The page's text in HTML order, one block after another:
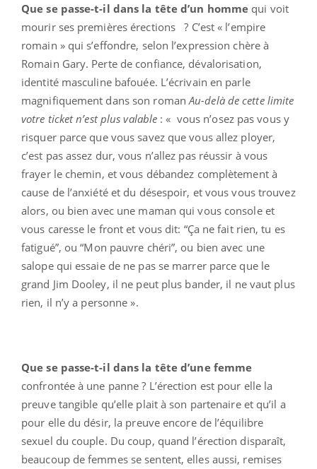
Que se passe-t-il dans la tête d’un homme qui voit
mourir ses premières érections
? C’est « l’empire
romain » qui s’effondre, selon l’expression chère à
Romain Gary. Perte de confiance, dévalorisation,
identité masculine bafouée. L’écrivain en parle
magnifiquement dans son roman Au-delà de cette limite
votre ticket n’est plus valable : « vous n’osez pas vous y
risquer parce que vous savez que vous allez ployer,
c’est pas assez dur, vous n’allez pas réussir à vous
frayer le chemin, et vous débandez complètement à
cause de l’anxiété et du désespoir, et vous vous trouvez
alors, ou bien avec une maman qui vous console et
vous caresse le front et vous dit: “Ça ne fait rien, tu es
fatigué”, ou “Mon pauvre chéri”, ou bien avec une
salope qui essaie de ne pas se marrer parce que le
grand Jim Dooley, il ne peut plus bander, il ne vaut plus
rien, il n’y a personne ».
Que se passe-t-il dans la tête d’une femme
confrontée à une panne ? L’érection est pour elle la
preuve tangible qu’elle plait à son partenaire et qu’il a
pour elle du désir, la preuve encore de l’équilibre
sexuel du couple. Du coup, quand l’érection disparaît,
beaucoup de femmes se sentent, elles aussi, remises